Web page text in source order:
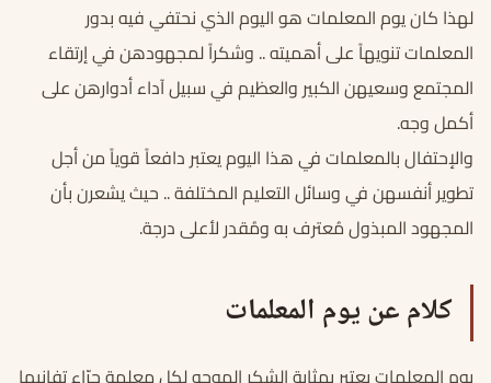
لهذا كان يوم المعلمات هو اليوم الذي نحتفي فيه بدور
المعلمات تنويهاً على أهميته .. وشكراً لمجهودهن في إرتقاء
المجتمع وسعيهن الكبير والعظيم في سبيل آداء أدوارهن على
أكمل وجه.
والإحتفال بالمعلمات في هذا اليوم يعتبر دافعاً قوياً من أجل
تطوير أنفسهن في وسائل التعليم المختلفة .. حيث يشعرن بأن
المجهود المبذول مُعترف به ومُقدر لأعلى درجة.
كلام عن يوم المعلمات
يوم المعلمات يعتبر بمثابة الشكر الموجه لكل معلمة جرّاء تفانيها